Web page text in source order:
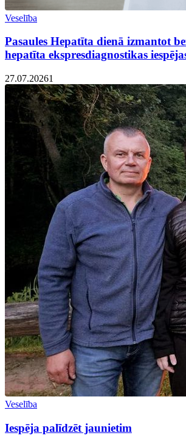
Veselība
Pasaules Hepatīta dienā izmantot
hepatīta ekspresdiagnostikas
27.07.20261
Veselība
Iespēja palīdzēt jaunietim